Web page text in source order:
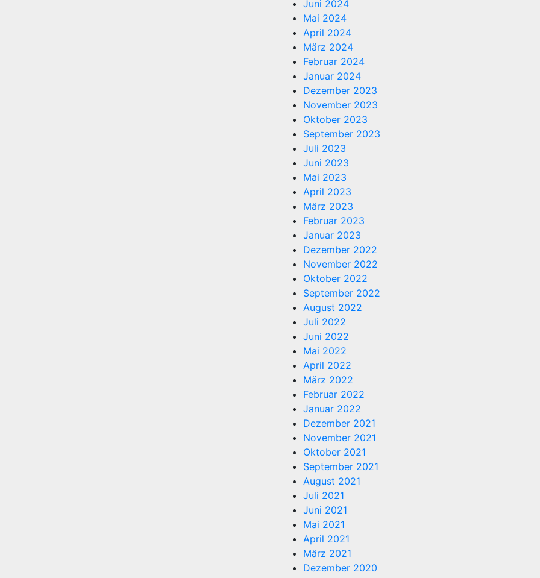
Juni 2024
Mai 2024
April 2024
März 2024
Februar 2024
Januar 2024
Dezember 2023
November 2023
Oktober 2023
September 2023
Juli 2023
Juni 2023
Mai 2023
April 2023
März 2023
Februar 2023
Januar 2023
Dezember 2022
November 2022
Oktober 2022
September 2022
August 2022
Juli 2022
Juni 2022
Mai 2022
April 2022
März 2022
Februar 2022
Januar 2022
Dezember 2021
November 2021
Oktober 2021
September 2021
August 2021
Juli 2021
Juni 2021
Mai 2021
April 2021
März 2021
Dezember 2020